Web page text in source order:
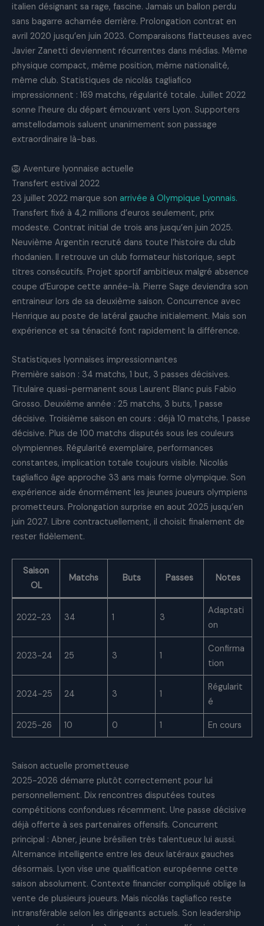
italien désignant sa rage, fascine. Jamais un ballon perdu
sans bagarre acharnée derrière. Prolongation contrat en
avril 2020 jusqu’en juin 2023. Comparaisons flatteuses avec
Javier Zanetti deviennent récurrentes dans médias. Même
physique compact, même position, même nationalité,
même club. Statistiques de nicolás tagliafico
impressionnent : 169 matchs, régularité totale. Juillet 2022
sonne l’heure du départ émouvant vers Lyon. Supporters
amstellodamois saluent unanimement son passage
extraordinaire là-bas.
🦁 Aventure lyonnaise actuelle
Transfert estival 2022
23 juillet 2022 marque son arrivée à Olympique Lyonnais.
Transfert fixé à 4,2 millions d’euros seulement, prix
modeste. Contrat initial de trois ans jusqu’en juin 2025.
Neuvième Argentin recruté dans toute l’histoire du club
rhodanien. Il retrouve un club formateur historique, sept
titres consécutifs. Projet sportif ambitieux malgré absence
coupe d’Europe cette année-là. Pierre Sage deviendra son
entraineur lors de sa deuxième saison. Concurrence avec
Henrique au poste de latéral gauche initialement. Mais son
expérience et sa ténacité font rapidement la différence.
Statistiques lyonnaises impressionnantes
Première saison : 34 matchs, 1 but, 3 passes décisives.
Titulaire quasi-permanent sous Laurent Blanc puis Fabio
Grosso. Deuxième année : 25 matchs, 3 buts, 1 passe
décisive. Troisième saison en cours : déjà 10 matchs, 1 passe
décisive. Plus de 100 matchs disputés sous les couleurs
olympiennes. Régularité exemplaire, performances
constantes, implication totale toujours visible. Nicolás
tagliafico âge approche 33 ans mais forme olympique. Son
expérience aide énormément les jeunes joueurs olympiens
prometteurs. Prolongation surprise en aout 2025 jusqu’en
juin 2027. Libre contractuellement, il choisit finalement de
rester fidèlement.
Saison
OL
Matchs Buts Passes Notes
2022-23 34 1 3
Adaptati
on
2023-24 25 3 1
Confirma
tion
2024-25 24 3 1
Régularit
é
2025-26 10 0 1 En cours
Saison actuelle prometteuse
2025-2026 démarre plutôt correctement pour lui
personnellement. Dix rencontres disputées toutes
compétitions confondues récemment. Une passe décisive
déjà offerte à ses partenaires offensifs. Concurrent
principal : Abner, jeune brésilien très talentueux lui aussi.
Alternance intelligente entre les deux latéraux gauches
désormais. Lyon vise une qualification européenne cette
saison absolument. Contexte financier compliqué oblige la
vente de plusieurs joueurs. Mais nicolás tagliafico reste
intransférable selon les dirigeants actuels. Son leadership